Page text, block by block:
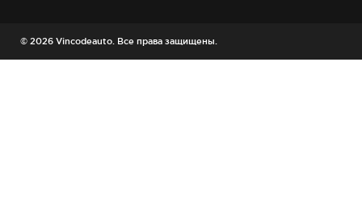
© 2026 Vincodeauto. Все права защищены.